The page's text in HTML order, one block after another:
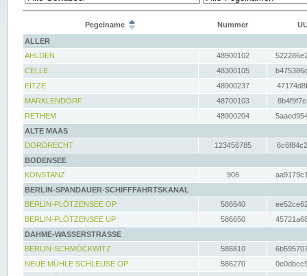
Pegelname Nummer
ALLER
AHLDEN
48900102
CELLE
48300105
EITZE
48900237
MARKLENDORF
48700103
RETHEM
48900204
ALTE MAAS
DORDRECHT
123456785
BODENSEE
KONSTANZ
906
BERLIN-SPANDAUER-SCHIFFFAHRTSKANAL
BERLIN-PLÖTZENSEE OP
586640
BERLIN-PLÖTZENSEE UP
586650
DAHME-WASSERSTRASSE
BERLIN-SCHMÖCKWITZ
586810
NEUE MÜHLE SCHLEUSE OP
586270